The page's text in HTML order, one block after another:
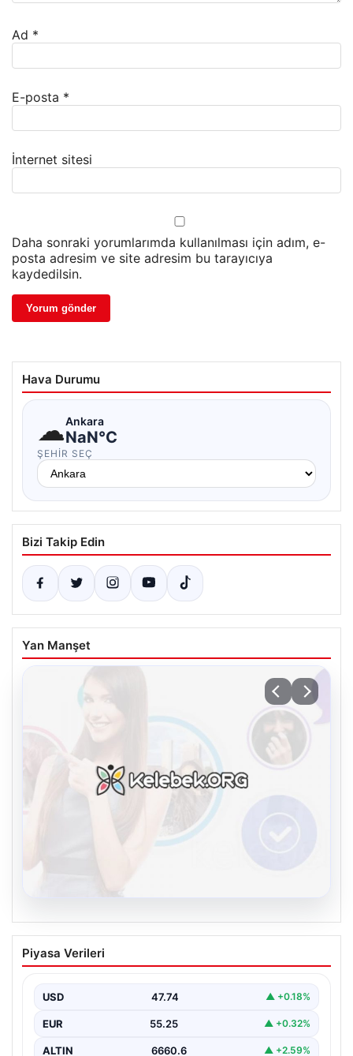
Ad *
E-posta *
İnternet sitesi
Daha sonraki yorumlarımda kullanılması için adım, e-
posta adresim ve site adresim bu tarayıcıya
kaydedilsin.
Hava Durumu
☁Ankara
NaN°C
ŞEHIR SEÇ
Bizi Takip Edin
Yan Manşet
Kelebek.Org İle Dijital İletişimin
Sertifikalı Adresi Ve Sohbet Deneyimi
oluşturması büyük bir hassasiyet barındırmaktadır.
Güncel olarak…
Piyasa Verileri
USD 47.74 ▲ +0.18%
EUR 55.25 ▲ +0.32%
ALTIN 6660.6 ▲ +2.59%